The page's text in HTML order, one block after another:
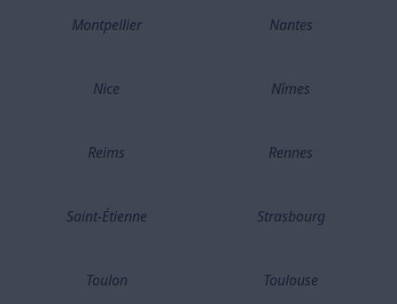
Montpellier Nantes
Nice Nîmes
Reims Rennes
Saint-Étienne Strasbourg
Toulon Toulouse